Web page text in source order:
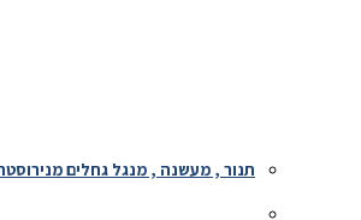
תנור , מעשנה , מנגל גחלים מנירוסטה 304